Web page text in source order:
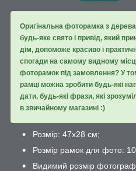
Оригінальна фоторамка з
будь-яке свято і привід, який
дім, допоможе красиво і
спогади на самому видному
фоторамок під замовлення? У
рамці можна зробити будь-які
дати, будь-які фрази, які
в звичайному магазині :)
Розмір: 47х28 см;
Розмір рамок для фото:
Видимий розмір